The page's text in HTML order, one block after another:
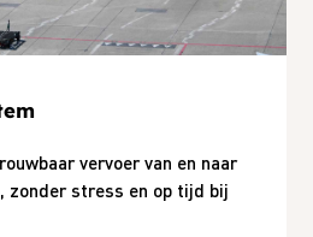
vervoer van en naar
zonder stress en op tijd bij